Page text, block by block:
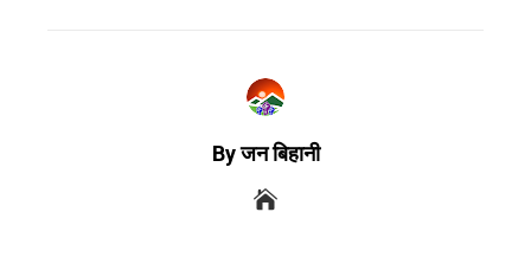
By जन बिहानी